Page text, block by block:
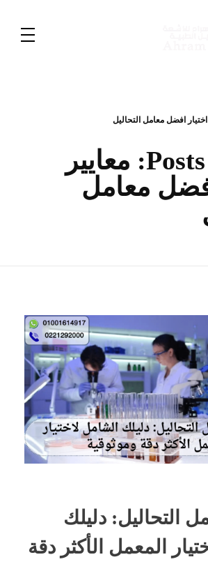
اختيار افضل معامل التحاليل
Posts tagged: معايير
افضل معامل
التحاليل: دليلك
المعمل الأكثر دقة